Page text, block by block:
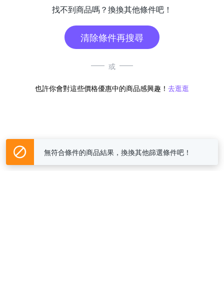
找不到商品嗎？換換其他條件吧！
清除條件再搜尋
或
也許你會對這些價格優惠中的商品感興趣！ 去逛逛
無符合條件的商品結果，換換其他篩選條件吧！